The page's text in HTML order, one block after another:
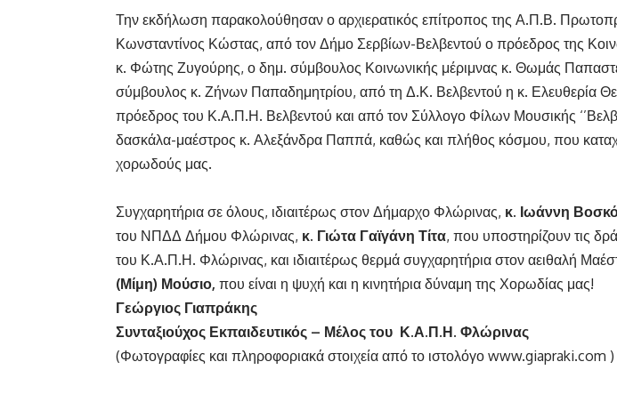
Την εκδήλωση παρακολούθησαν ο αρχιερατικός επίτροπος της Α.Π.Β.
Κωνσταντίνος Κώστας, από τον Δήμο Σερβίων-Βελβεντού ο πρόεδρος της
κ. Φώτης Ζυγούρης, ο δημ. σύμβουλος Κοινωνικής μέριμνας κ. Θωμάς
σύμβουλος κ. Ζήνων Παπαδημητρίου, από τη Δ.Κ. Βελβεντού η κ. Ελευθερία
πρόεδρος του Κ.Α.Π.Η. Βελβεντού και από τον Σύλλογο Φίλων Μουσικής
δασκάλα-μαέστρος κ. Αλεξάνδρα Παππά, καθώς και πλήθος κόσμου, που
χορωδούς μας.
Συγχαρητήρια σε όλους, ιδιαιτέρως στον Δήμαρχο Φλώρινας, κ. Ιωάννη
του ΝΠΔΔ Δήμου Φλώρινας, κ. Γιώτα Γαϊγάνη Τίτα, που υποστηρίζουν τις
του Κ.Α.Π.Η. Φλώρινας, και ιδιαιτέρως θερμά συγχαρητήρια στον αειθαλή
(Μίμη) Μούσιο, που είναι η ψυχή και η κινητήρια δύναμη της Χορωδίας μας!
Γεώργιος Γιαπράκης
Συνταξιούχος Εκπαιδευτικός – Μέλος του Κ.Α.Π.Η. Φλώρινας
(Φωτογραφίες και πληροφοριακά στοιχεία από το ιστολόγο www.giapraki.com )